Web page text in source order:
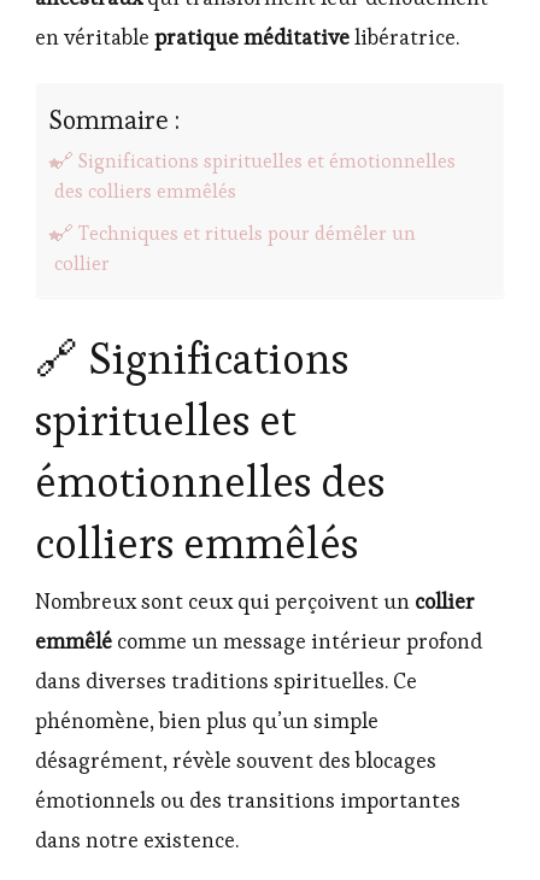
en véritable pratique méditativelibératrice.
Sommaire :
🔗 Significations spirituelles et émotionnelles
des colliers emmêlés
🔗 Techniques et rituels pour démêler un
collier
🔗 Significations
spirituelles et
émotionnelles des
colliers emmêlés
Nombreux sont ceux qui perçoivent un collier
emmêlé comme un message intérieur profond
dans diverses traditions spirituelles. Ce
phénomène, bien plus qu’un simple
désagrément, révèle souvent des blocages
émotionnels ou des transitions importantes
dans notre existence.